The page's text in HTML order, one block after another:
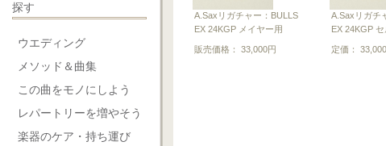
探す
ウエディング
メソッド＆曲集
この曲をモノにしよう
レパートリーを増やそう
楽器のケア・持ち運び
A.Saxリガチャー：BULLS
EX 24KGP メイヤー用
販売価格： 33,000円
A.Saxリガチ
EX 24KGP
定価：